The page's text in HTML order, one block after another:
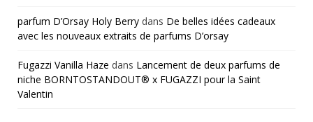
parfum D’Orsay Holy Berry dans De belles idées cadeaux
avec les nouveaux extraits de parfums D’orsay
Fugazzi Vanilla Haze dans Lancement de deux parfums de
niche BORNTOSTANDOUT® x FUGAZZI pour la Saint
Valentin